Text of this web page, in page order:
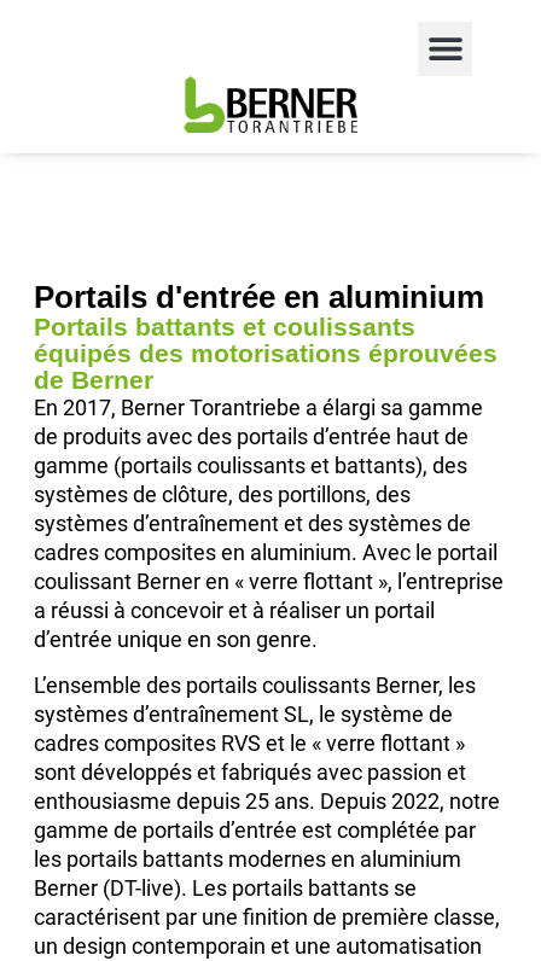
Portails d'entrée en aluminium
Portails battants et coulissants
équipés des motorisations éprouvées
de Berner
En 2017, Berner Torantriebe a élargi sa gamme
de produits avec des portails d’entrée haut de
gamme (portails coulissants et battants), des
systèmes de clôture, des portillons, des
systèmes d’entraînement et des systèmes de
cadres composites en aluminium. Avec le portail
coulissant Berner en « verre flottant », l’entreprise
a réussi à concevoir et à réaliser un portail
d’entrée unique en son genre.
L’ensemble des portails coulissants Berner, les
systèmes d’entraînement SL, le système de
cadres composites RVS et le « verre flottant »
sont développés et fabriqués avec passion et
enthousiasme depuis 25 ans. Depuis 2022, notre
gamme de portails d’entrée est complétée par
les portails battants modernes en aluminium
Berner (DT-live). Les portails battants se
caractérisent par une finition de première classe,
un design contemporain et une automatisation